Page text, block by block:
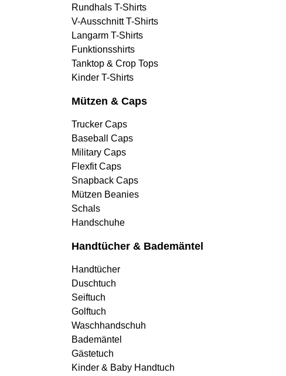
Rundhals T-Shirts
V-Ausschnitt T-Shirts
Langarm T-Shirts
Funktionsshirts
Tanktop & Crop Tops
Kinder T-Shirts
Mützen & Caps
Trucker Caps
Baseball Caps
Military Caps
Flexfit Caps
Snapback Caps
Mützen Beanies
Schals
Handschuhe
Handtücher & Bademäntel
Handtücher
Duschtuch
Seiftuch
Golftuch
Waschhandschuh
Bademäntel
Gästetuch
Kinder & Baby Handtuch